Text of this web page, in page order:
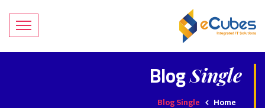
BlogSingle
Home
Blog Single